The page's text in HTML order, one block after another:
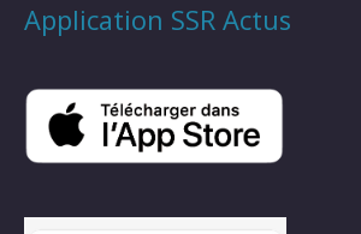
Application SSR Actus